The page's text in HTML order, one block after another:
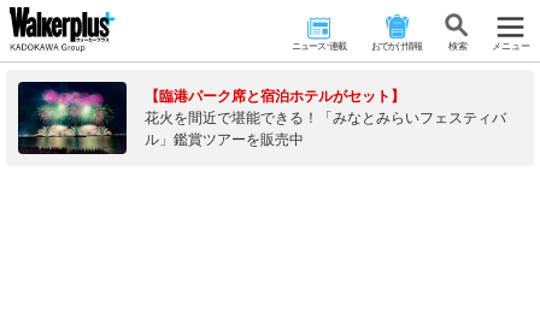
ニュース･連載 おでかけ情報 検 索 メニュー
【臨港パーク席と宿泊ホテルがセット】
花火を間近で堪能できる！「みなとみらいフェスティバ
ル」鑑賞ツアーを販売中